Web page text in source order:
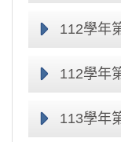
112學年
112學年
113學年